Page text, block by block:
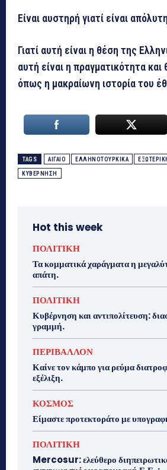
Είναι αυστηρή γιατί είναι
Γιατί αυτή είναι η θέση της
αυτή είναι η πραγματικότητα και
όπως η μακραίωνη ιστορία του
TAGS ΑΙΓΑΙΟ ΕΛΛΗΝΟΤΟΥΡΚΙΚΑ
ΚΥΒΕΡΝΗΣΗ
Hot this week
ΠΟΛΙΤΙΚΗ
Τα κομματικά χαράγματα η
απάτη.
ΠΟΛΙΤΙΚΗ
Κυβέρνηση και αντιπολίτευση:
γραμμή.
ΠΕΡΙΒΑΛΛΟΝ
Καίνε τον κάμπο για ρεύμα
εξέλιξη.
ΚΟΣΜΟΣ
Είμαστε προτεκτοράτο με
ΠΟΛΙΤΙΚΗ
Mercosur: ελεύθερο